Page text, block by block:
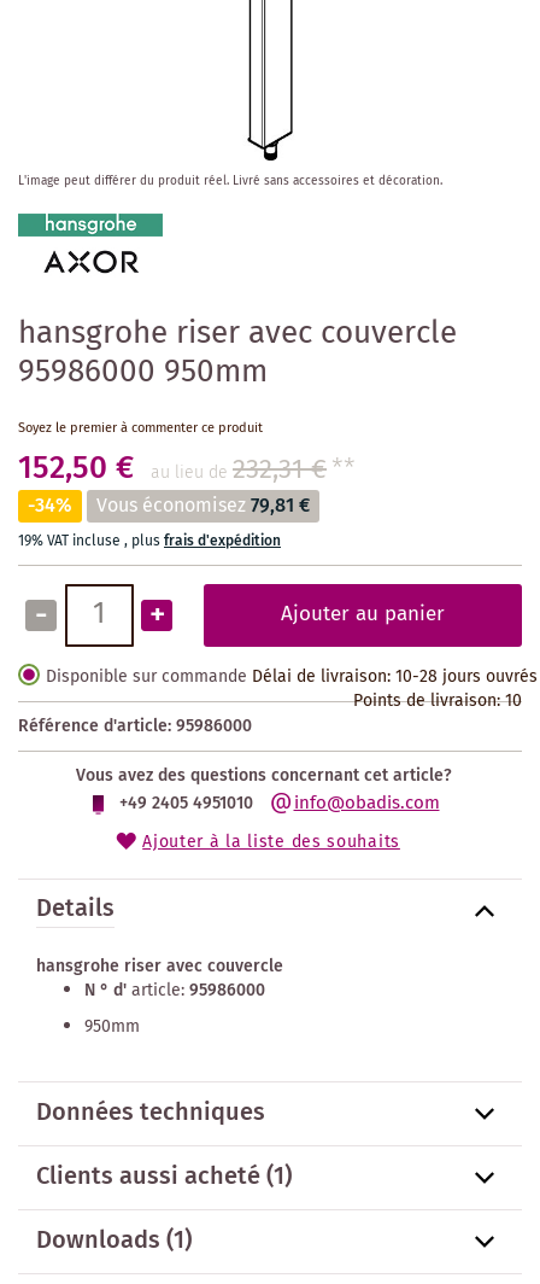
hansgrohe riser avec couvercle
95986000 950mm
Soyez le premier à commenter ce produit
152,50 € au lieu de 232,31 €**
-34% Vous économisez79,81 €
19% VAT incluse , plusfrais d'expédition
- + Ajouter au panier
Disponible sur commande Délai de livraison: 10-28 jours ouvrés
Points de livraison:10
Référence d'article:95986000
Vous avez des questions concernant cet article?
+49 2405 4951010
info@obadis.com
Ajouter à la liste des souhaits
Skip
the
beginning
images
gallery
L'image peut différer du produit réel. Livré sans accessoires et décoration.
Details
hansgrohe riser avec couvercle
N ° d'article:95986000
950mm
Données techniques
Clients aussi acheté(1)
Downloads (1)